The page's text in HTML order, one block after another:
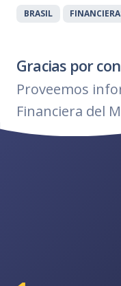
BRASIL
Gracias por
Proveemos
Financiera del